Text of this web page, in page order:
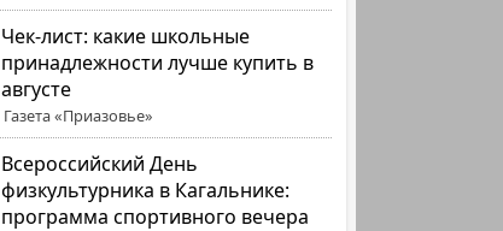
Чек-лист: какие школьные
принадлежности лучше купить в
августе
Газета «Приазовье»
Всероссийский День
физкультурника в Кагальнике:
программа спортивного вечера